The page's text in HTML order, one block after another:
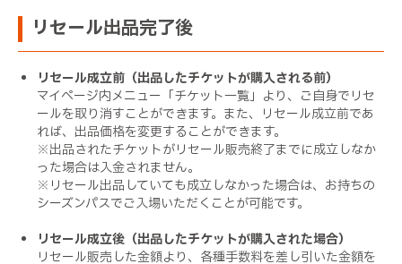
リセール出品完了後
リセール成立前（出品したチケットが購入される前）
マイページ内メニュー「チケット一覧」より、ご自身でリセ
ールを取り消すことができます。また、リセール成立前であ
れば、出品価格を変更することができます。
※出品されたチケットがリセール販売終了までに成立しなか
った場合は入金されません。
※リセール出品していても成立しなかった場合は、お持ちの
シーズンパスでご入場いただくことが可能です。
リセール成立後（出品したチケットが購入された場合）
リセール販売した金額より、各種手数料を差し引いた金額を